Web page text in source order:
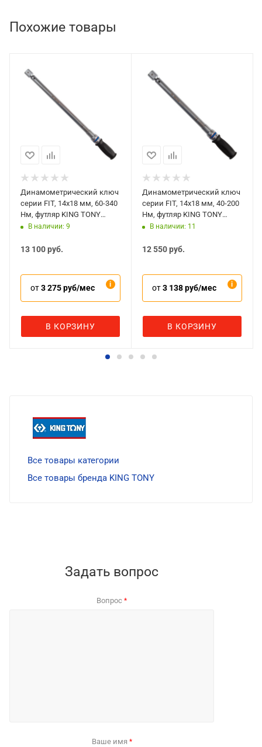
из PE-HD для хранения и транспортировки.
Похожие товары
Динамометрический ключ
серии FIT, 14x18 мм, 60-340
Нм, футляр KING TONY
34522-3DG
В наличии: 9
13 100руб.
от3 275 руб/мес
В КОРЗИНУ
Динамометрический ключ
серии FIT, 14x18 мм, 40-200
Нм, футляр KING TONY
34522-2DG
В наличии: 11
12 550руб.
от3 138 руб/мес
В КОРЗИНУ
Все товары категории
Все товары бренда KING TONY
Задать вопрос
Вопрос *
Ваше имя *